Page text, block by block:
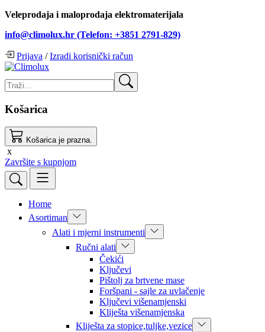
Veleprodaja i maloprodaja elektromaterijala
info@climolux.hr (Telefon: +3851 2791-829)
Prijava /Izradi korisnički račun
Košarica
Košarica je prazna.
x
Završite s kupnjom
Home
Asortiman
Alati i mjerni instrumenti
Ručni alati
Čekići
Ključevi
Pištolj za brtvene mase
Foršpani - sajle za uvlačenje
Ključevi višenamjenski
Kliješta višenamjenska
Kliješta za stopice,tuljke,vezice